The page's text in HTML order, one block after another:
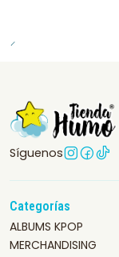
Síguenos
Categorías
ALBUMS KPOP
MERCHANDISING